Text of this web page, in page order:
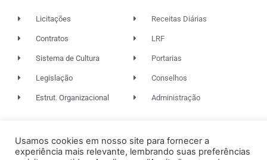
Licitações
Contratos
Sistema de Cultura
Legislação
Estrut. Organizacional
Receitas Diárias
LRF
Portarias
Conselhos
Administração
© 2026. TODOS OS DIREITOS RESERVADOS.
Usamos cookies em nosso site para fornecer a
experiência mais relevante, lembrando suas preferências